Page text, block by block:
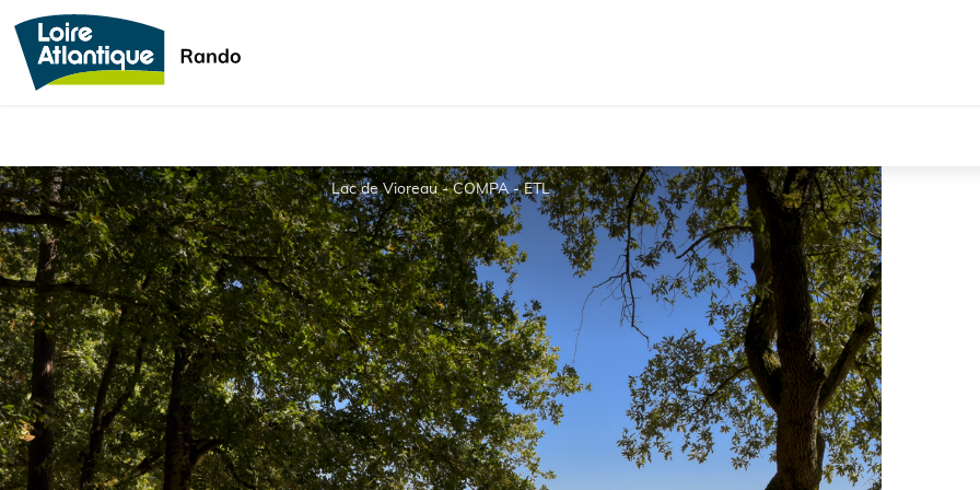
Lac de Vioreau - COMPA - ETL